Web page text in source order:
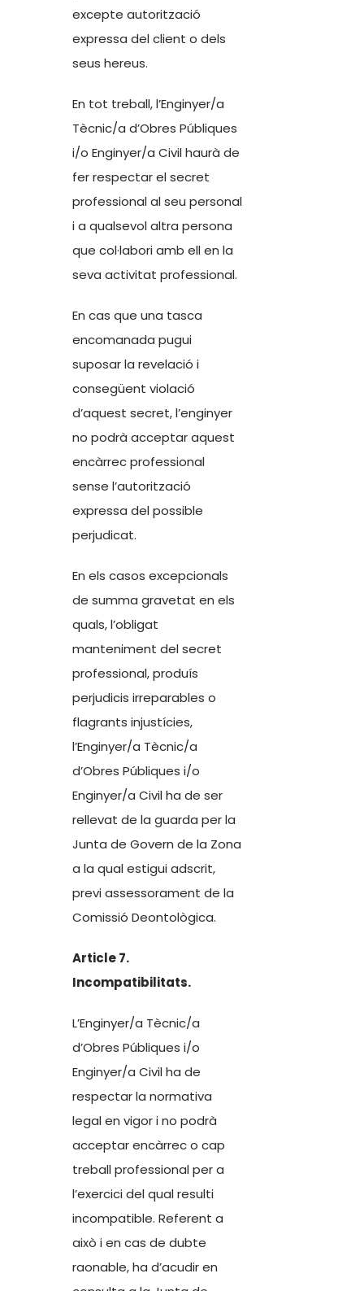
excepte autorització
expressa del client o dels
seus hereus.
En tot treball, l’Enginyer/a
Tècnic/a d’Obres Públiques
i/o Enginyer/a Civil haurà de
fer respectar el secret
professional al seu personal
i a qualsevol altra persona
que col·labori amb ell en la
seva activitat professional.
En cas que una tasca
encomanada pugui
suposar la revelació i
consegüent violació
d’aquest secret, l’enginyer
no podrà acceptar aquest
encàrrec professional
sense l’autorització
expressa del possible
perjudicat.
En els casos excepcionals
de summa gravetat en els
quals, l’obligat
manteniment del secret
professional, produís
perjudicis irreparables o
flagrants injustícies,
l’Enginyer/a Tècnic/a
d’Obres Públiques i/o
Enginyer/a Civil ha de ser
rellevat de la guarda per la
Junta de Govern de la Zona
a la qual estigui adscrit,
previ assessorament de la
Comissió Deontològica.
Article 7.
Incompatibilitats.
L’Enginyer/a Tècnic/a
d’Obres Públiques i/o
Enginyer/a Civil ha de
respectar la normativa
legal en vigor i no podrà
acceptar encàrrec o cap
treball professional per a
l’exercici del qual resulti
incompatible. Referent a
això i en cas de dubte
raonable, ha d’acudir en